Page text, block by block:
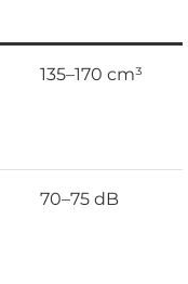
135–170 cm³
70–75 dB